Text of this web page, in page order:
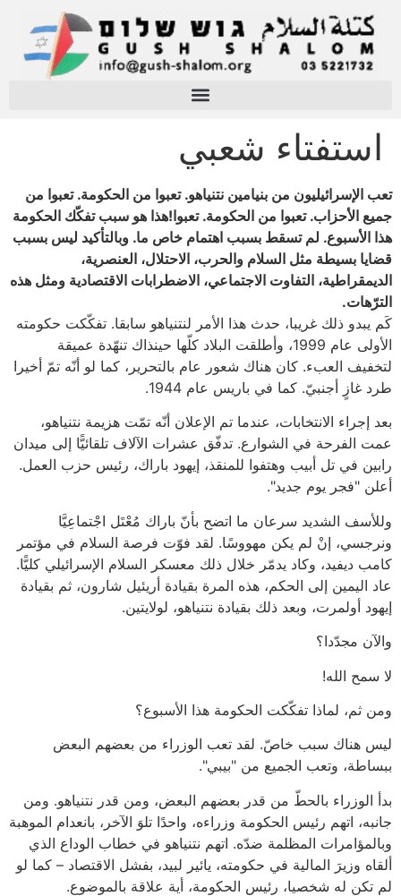
استفتاء شعبي
تعب الإسرائيليون من بنيامين نتنياهو. تعبوا من الحكومة. تعبوا من
جميع الأحزاب. تعبوا من الحكومة. تعبوا!هذا هو سبب تفكّك الحكومة
هذا الأسبوع. لم تسقط بسبب اهتمام خاص ما. وبالتأكيد ليس بسبب
قضايا بسيطة مثل السلام والحرب، الاحتلال، العنصرية،
الديمقراطية، التفاوت الاجتماعي، الاضطرابات الاقتصادية ومثل هذه
الترّهات.
كَم يبدو ذلك غريبا، حدث هذا الأمر لنتنياهو سابقا. تفكّكت حكومته
الأولى عام 1999، وأطلقت البلاد كلّها حينذاك تنهّدة عميقة
لتخفيف العبء. كان هناك شعور عام بالتحرير، كما لو أنّه تمّ أخيرا
طرد غازٍ أجنبيّ. كما في باريس عام 1944.
بعد إجراء الانتخابات، عندما تم الإعلان أنّه تمّت هزيمة نتنياهو،
عمت الفرحة في الشوارع. تدفّق عشرات الآلاف تلقائيًّا إلى ميدان
رابين في تل أبيب وهتفوا للمنقذ، إيهود باراك، رئيس حزب العمل.
أعلن "فجر يوم جديد".
وللأسف الشديد سرعان ما اتضح بأنّ باراك مُعْتَل اجْتماعِيَّا
ونرجسي، إنْ لم يكن مهووسًا. لقد فوّت فرصة السلام في مؤتمر
كامب ديفيد، وكاد يدمّر خلال ذلك معسكر السلام الإسرائيلي كليًّا.
عاد اليمين إلى الحكم، هذه المرة بقيادة أريئيل شارون، ثم بقيادة
إيهود أولمرت، وبعد ذلك بقيادة نتنياهو، لولايتين.
والآن مجدّدا؟
لا سمح الله!
ومن ثم، لماذا تفكّكت الحكومة هذا الأسبوع؟
ليس هناك سبب خاصّ. لقد تعب الوزراء من بعضهم البعض
ببساطة، وتعب الجميع من "بيبي".
بدأ الوزراء بالحطّ من قدر بعضهم البعض، ومن قدر نتنياهو. ومن
جانبه، اتهم رئيس الحكومة وزراءه، واحدًا تلوَ الآخر، بانعدام الموهبة
وبالمؤامرات المظلمة ضدّه. اتهم نتنياهو في خطاب الوداع الذي
ألقاه وزيرَ المالية في حكومته، يائير لبيد، بفشل الاقتصاد – كما لو
لم تكن له شخصيا، رئيس الحكومة، أية علاقة بالموضوع.